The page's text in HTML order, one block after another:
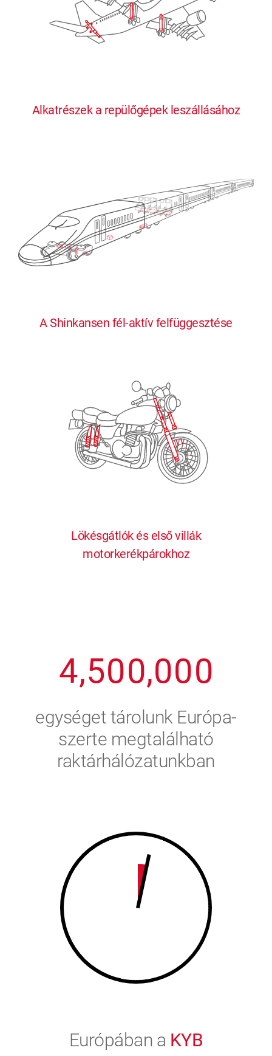
Alkatrészek a repülőgépek leszállásához
A Shinkansen fél-aktív felfüggesztése
Lökésgátlók és első villák
motorkerékpárokhoz
0
4
5
6
7
0
,
1
2
5
6
7
8
0
0
3
4
6
7
0
0
2
3
4
6
7
0,
0
2
3
4
6
7
0
0
2
3
4
6
7
0
0
3
4
6
0
egységet tárolunk Európa-
szerte megtalálható
raktárhálózatunkban
Európában a KYB